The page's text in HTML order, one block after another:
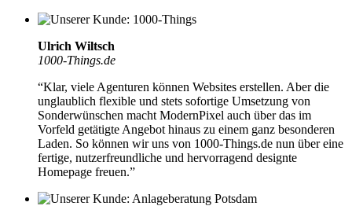
Ulrich Wiltsch
1000-Things.de
“Klar, viele Agenturen können Websites erstellen. Aber die
unglaublich flexible und stets sofortige Umsetzung von
Sonderwünschen macht ModernPixel auch über das im
Vorfeld getätigte Angebot hinaus zu einem ganz besonderen
Laden. So können wir uns von 1000-Things.de nun über eine
fertige, nutzerfreundliche und hervorragend designte
Homepage freuen.”